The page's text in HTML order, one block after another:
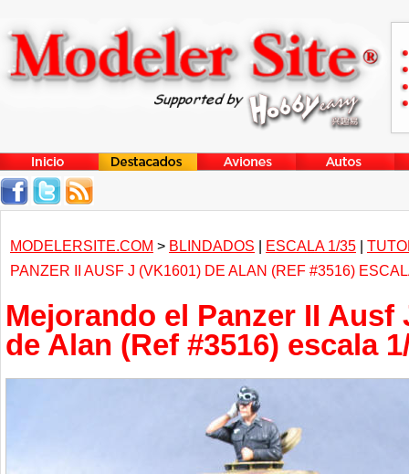
MODELERSITE.COM > BLINDADOS | ESCALA 1/35 |
PANZER II AUSF J (VK1601) DE ALAN (REF #3516)
Mejorando el Panzer II Ausf
de Alan (Ref #3516) escala